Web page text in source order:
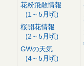
花粉飛散情報
(1～5月頃)
桜開花情報
(2～5月頃)
GWの天気
(4～5月頃)